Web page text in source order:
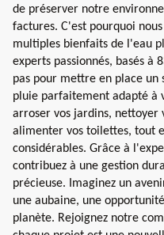
de préserver notre
factures. C'est pourquoi
multiples bienfaits de l'eau
experts passionnés, basés à
pas pour mettre en place un
pluie parfaitement adapté à
arroser vos jardins, nettoyer
alimenter vos toilettes, tout
considérables. Grâce à
contribuez à une gestion
précieuse. Imaginez un
une aubaine, une
planète. Rejoignez notre